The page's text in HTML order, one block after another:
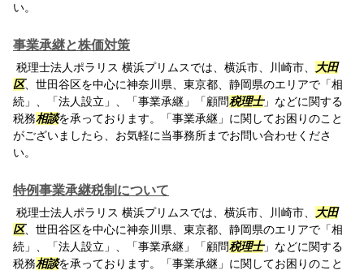
い。
事業承継と株価対策
税理士法人ポラリス 横浜プリムスでは、横浜市、川崎市、
大田
区、世田谷区を中心に神奈川県、東京都、静岡県のエリアで「相
続」、「法人設立」、「事業承継」「顧問税理士」などに関する
税務相談を承っております。「事業承継」に関してお困りのこと
がございましたら、お気軽に当事務所までお問い合わせくださ
い。
特例事業承継税制について
税理士法人ポラリス 横浜プリムスでは、横浜市、川崎市、
大田
区、世田谷区を中心に神奈川県、東京都、静岡県のエリアで「相
続」、「法人設立」、「事業承継」「顧問税理士」などに関する
税務相談を承っております。「事業承継」に関してお困りのこと